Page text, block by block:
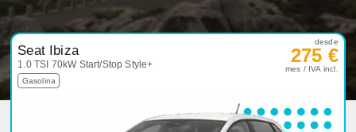
Seat Ibiza
1.0 TSI 70kW Start/Stop Style+
Gasolina
desde
275 €
mes / IVA incl.